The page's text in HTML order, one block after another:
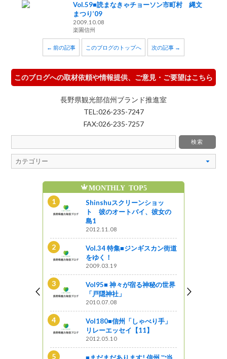
Vol.59■読まなきゃチョーソン市町村 縄文
まつり’09
2009.10.08
楽園信州
← 前の記事 このブログのトップへ 次の記事 →
このブログへの取材依頼や情報提供、ご意見・ご要望はこちら
長野県観光部信州ブランド推進室
TEL:026-235-7247
FAX:026-235-7257
MONTHLY TOP5
Shinshuスクリーンショッ
ト 彼のオートバイ、彼女の
島1
2012.11.08
Vol.34 特集■ジンギスカン街道
をゆく！
2009.03.19
Vol95■ 神々が宿る神秘の世界
「戸隠神社」
2010.07.08
Vol180■信州「しゃべり手」
リレーエッセイ【11】
2012.05.10